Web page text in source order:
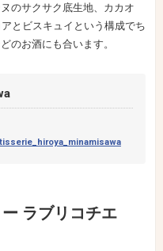
のサクサク底生地、カカオ
とビスキュイという構成でち
のお酒にも合います。
ラブリコチエ